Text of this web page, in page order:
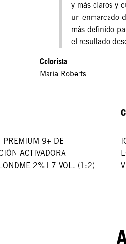
y más claros y
un enmarcado
más definido
el resultado
Colorista
Maria Roberts
PREMIUM 9+ DE
ACTIVADORA
2% | 7 VOL. (1:2)